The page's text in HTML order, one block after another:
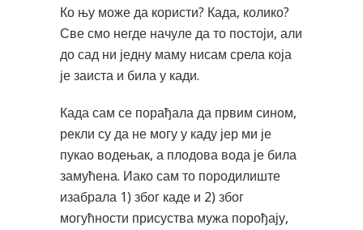
Ко њу може да користи? Када, колико?
Све смо негде начуле да то постоји, али
до сад ни једну маму нисам срела која
је заиста и била у кади.
Када сам се порађала да првим сином,
рекли су да не могу у каду јер ми је
пукао водењак, а плодова вода је била
замућена. Иако сам то породилиште
изабрала 1) због каде и 2) због
могућности присуства мужа порођају,